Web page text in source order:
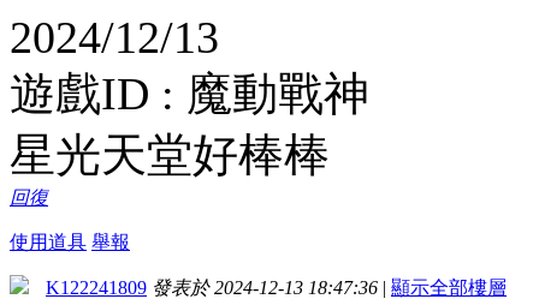
2024/12/13
遊戲ID : 魔動戰神
星光天堂好棒棒
回復
使用道具 舉報
K122241809 發表於 2024-12-13 18:47:36 | 顯示全部樓層